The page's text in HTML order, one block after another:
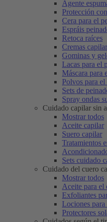
Agente
Protección
Cera para el
Espráis
Retoca raíces
Cremas
Gominas y
Lacas para el
Máscara para
Polvos para
Sets de
Spray ondas
Cuidado capilar sin
Mostrar todos
Aceite capilar
Suero capilar
Tratamientos
Sets cuidado
Cuidado del cuero
Mostrar todos
Aceite para el
Exfoliantes
Lociones
Protectores